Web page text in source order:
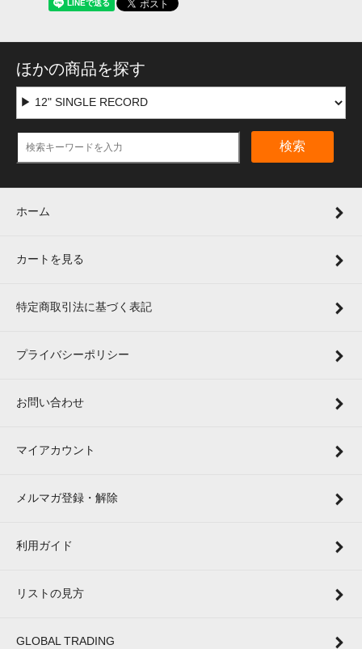
ほかの商品を探す
検索
ホーム
カートを見る
特定商取引法に基づく表記
プライバシーポリシー
お問い合わせ
マイアカウント
メルマガ登録・解除
利用ガイド
リストの見方
GLOBAL TRADING